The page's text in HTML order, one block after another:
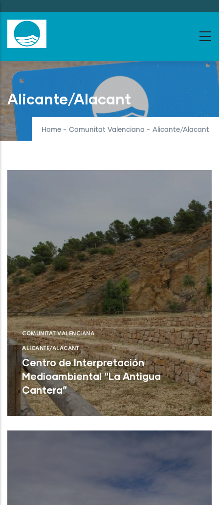
to
main
content
Alicante/Alacant
Home - Comunitat Valenciana - Alicante/Alacant
COMUNITAT VALENCIANA
ALICANTE/ALACANT
Centro de Interpretación
Medioambiental “La Antigua
Cantera”
L'Alfàs del Pi (Alicante)